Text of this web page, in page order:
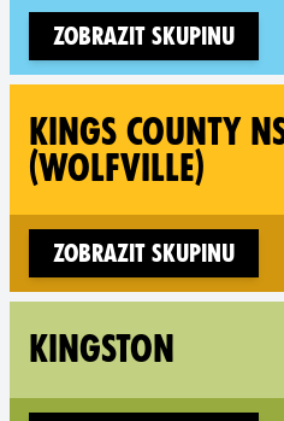
Zobrazit skupinu
KINGS COUNTY
(WOLFVILLE)
Zobrazit skupinu
KINGSTON